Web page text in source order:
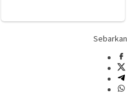
Sebarkan